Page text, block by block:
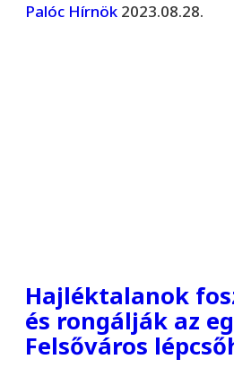
Palóc Hírnök 2023.08.28.
Hajléktalanok
és rongálják az
Felsőváros